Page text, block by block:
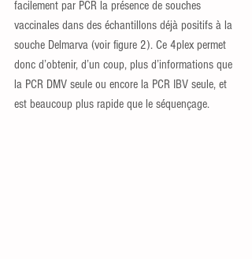
facilement par PCR la présence de souches
vaccinales dans des échantillons déjà positifs à la
souche Delmarva (voir figure 2). Ce 4plex permet
donc d’obtenir, d’un coup, plus d’informations que
la PCR DMV seule ou encore la PCR IBV seule, et
est beaucoup plus rapide que le séquençage.